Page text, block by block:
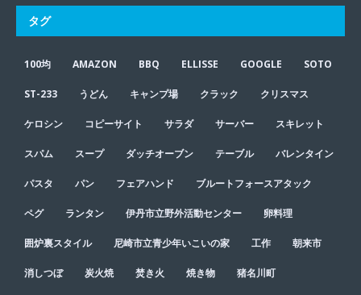
タグ
100均 AMAZON BBQ ELLISSE GOOGLE SOTO
ST-233 うどん キャンプ場 クラック クリスマス
ケロシン コピーサイト サラダ サーバー スキレット
スパム スープ ダッチオーブン テーブル バレンタイン
パスタ パン フェアハンド ブルートフォースアタック
ペグ ランタン 伊丹市立野外活動センター 卵料理
囲炉裏スタイル 尼崎市立青少年いこいの家 工作 朝来市
消しつぼ 炭火焼 焚き火 焼き物 猪名川町